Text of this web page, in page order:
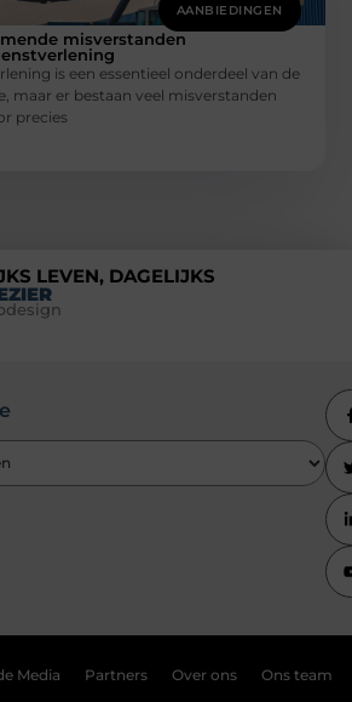
AANBIEDINGEN
misverstanden
is een essentieel onderdeel van de
maar er bestaan veel misverstanden
precies
LEVEN, DAGELIJKS
Media Partners Over ons Ons team